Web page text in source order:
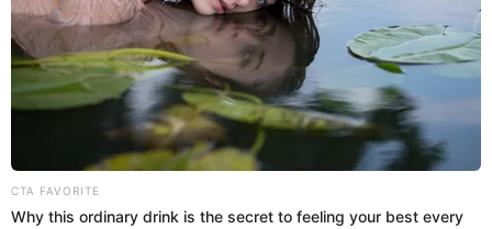
19 Jun 2026 | 15:42 h
Denuncian robo de moto a asesor espiritual de
Roberto Sánchez en Cercado de Lima: joven
recibía amenazas constantes
presidencial Roberto Sánchez en Cercado de Lima. El hecho ocurrió
la madrugada del 18 de junio de 2.026.